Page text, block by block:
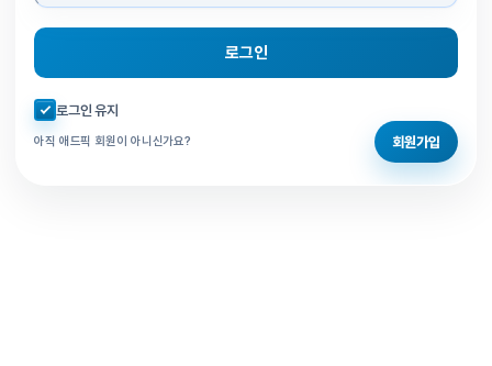
로그인
자동로그인 체크
로그인 유지
아직 애드픽 회원이 아니신가요? 회원가입